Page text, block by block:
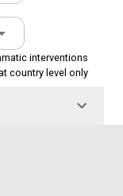
interventions
country level only